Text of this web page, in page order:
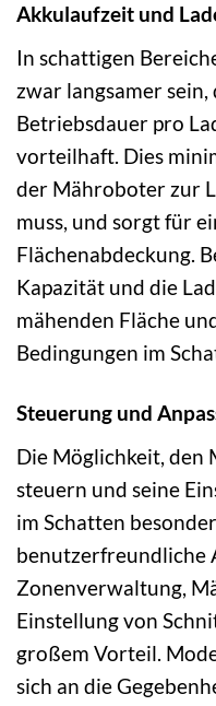
Akkulaufzeit und
In schattigen
zwar langsamer
Betriebsdauer pro
vorteilhaft. Dies
der Mähroboter zur
muss, und sorgt für
Flächenabdeckung.
Kapazität und die
mähenden Fläche
Bedingungen im
Steuerung und
Die Möglichkeit, den
steuern und seine
im Schatten
benutzerfreundliche
Zonenverwaltung,
Einstellung von
großem Vorteil.
sich an die